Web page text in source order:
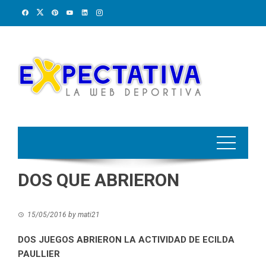
DOS QUE ABRIERON
15/05/2016 by mati21
DOS JUEGOS ABRIERON LA ACTIVIDAD DE ECILDA
PAULLIER